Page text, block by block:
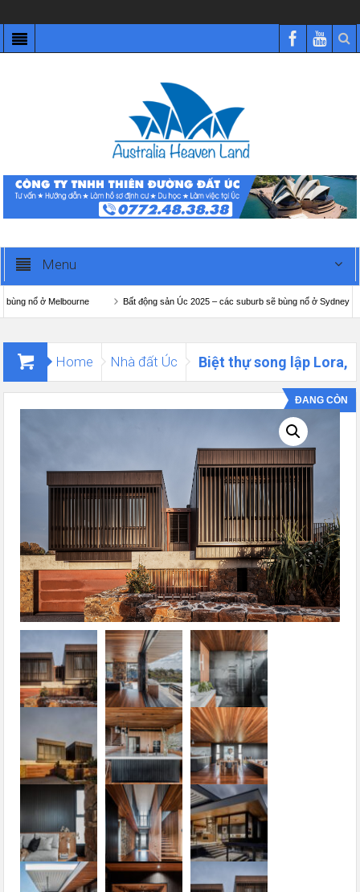
Menu
Bất động sản Úc 2025 – các suburb sẽ bùng nổ ở Sydney Visa
Home Nhà đất Úc Biệt thự song lập Lora,
ĐANG CÒN